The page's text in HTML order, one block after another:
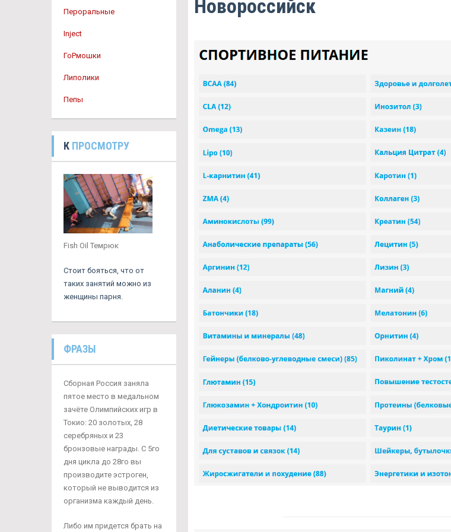
Пероральные
Inject
ГоРмошки
Липолики
Пепы
К ПРОСМОТРУ
Fish Oil Темрюк
Стоит бояться, что от
таких занятий можно из
женщины парня.
ФРАЗЫ
Сборная Россия заняла
пятое место в медальном
зачёте Олимпийских игр в
Токио: 20 золотых, 28
серебряных и 23
бронзовые награды. С 5го
дня цикла до 28го вы
производите эстроген,
который не выводится из
организма каждый день.
Либо им придется брать на
Новороссийск